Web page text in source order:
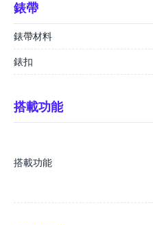
錶帶
錶帶材料
錶扣
搭載功能
搭載功能